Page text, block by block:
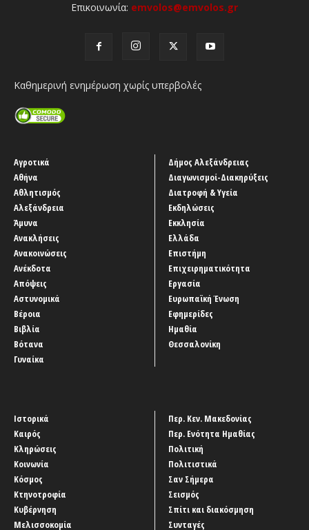
Επικοινωνία: emvolos@emvolos.gr
Καθημερινή ενημέρωση χωρίς υπερβολές
Αγροτικά
Αθήνα
Αθλητισμός
Αλεξάνδρεια
Άμυνα
Ανακλήσεις
Ανακοινώσεις
Ανέκδοτα
Απόψεις
Αστυνομικά
Βέροια
Βιβλία
Βότανα
Γυναίκα
Δήμος Αλεξάνδρειας
Διαγωνισμοί-Διακηρύξεις
Διατροφή & Υγεία
Εκδηλώσεις
Εκκλησία
Ελλάδα
Επιστήμη
Επιχειρηματικότητα
Εργασία
Ευρωπαϊκή Ένωση
Εφημερίδες
Ημαθία
Θεσσαλονίκη
Ιστορικά
Καιρός
Κληρώσεις
Κοινωνία
Κόσμος
Κτηνοτροφία
Κυβέρνηση
Μελισσοκομία
Περ. Κεν. Μακεδονίας
Περ. Ενότητα Ημαθίας
Πολιτική
Πολιτιστικά
Σαν Σήμερα
Σεισμός
Σπίτι και διακόσμηση
Συνταγές